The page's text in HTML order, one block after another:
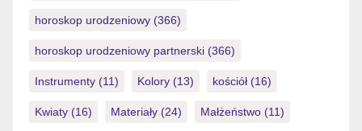
horoskop urodzeniowy (366)
horoskop urodzeniowy partnerski (366)
Instrumenty (11) Kolory (13) kościół (16)
Kwiaty (16) Materiały (24) Małżeństwo (11)